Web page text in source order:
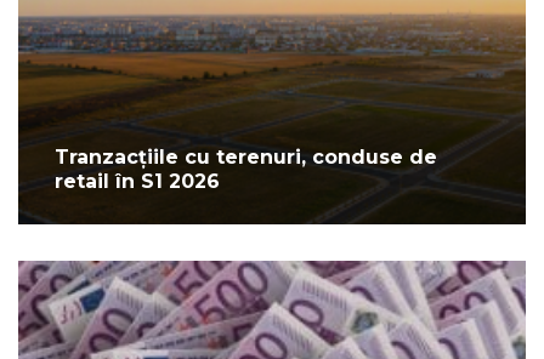
Tranzacțiile cu terenuri, conduse de
retail în S1 2026